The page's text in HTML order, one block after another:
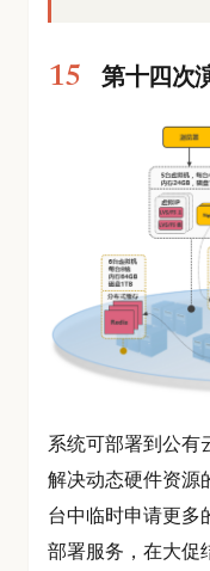
第十四次
系统可部署到公有
解决动态硬件资源
台中临时申请更多
部署服务，在大促